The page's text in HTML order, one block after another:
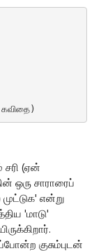
கவிதை)
சரி (ஏன்
ஒரு சாராரைப்
என்று
'மாடு'
குசும்புடன்